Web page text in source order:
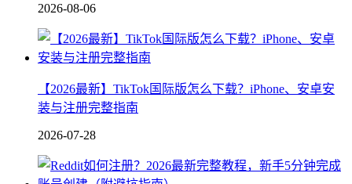
2026-08-06
【2026最新】TikTok国际版怎么下载？iPhone、安卓安
装与注册完整指南
2026-07-28